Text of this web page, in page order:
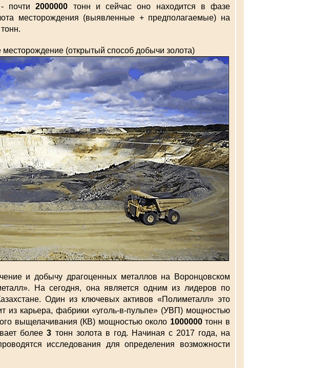
- почти2000000 тонн и сейчас оно находится в фазе
месторождения (выявленные + предполагаемые) на
тонн.
(открытый способ добычи золота)
и добычу драгоценных металлов на Воронцовском
На сегодня, она является одним из лидеров по
Один из ключевых активов «Полиметалл» это
из карьера, фабрики «уголь-в-пульпе» (УВП) мощностью
выщелачивания (КВ) мощностью около 1000000тонн в
более3 тонн золота в год. Начиная с 2017 года, на
исследования для определения возможности